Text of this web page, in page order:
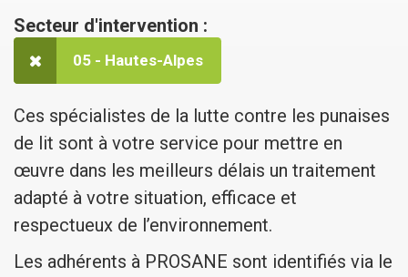
Secteur d'intervention :
05 - Hautes-Alpes
Ces spécialistes de la lutte contre les punaises
de lit sont à votre service pour mettre en
œuvre dans les meilleurs délais un traitement
adapté à votre situation, efficace et
respectueux de l’environnement.
Les adhérents à PROSANE sont identifiés via le